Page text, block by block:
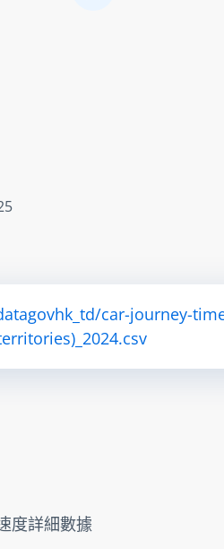
car-journey-
度詳細數據